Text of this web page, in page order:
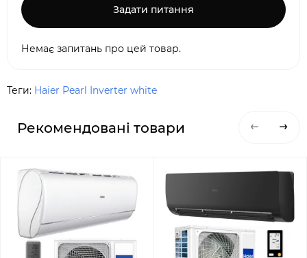
Задати питання
Немає запитань про цей товар.
Теги: Haier Pearl Inverter white
Рекомендовані товари